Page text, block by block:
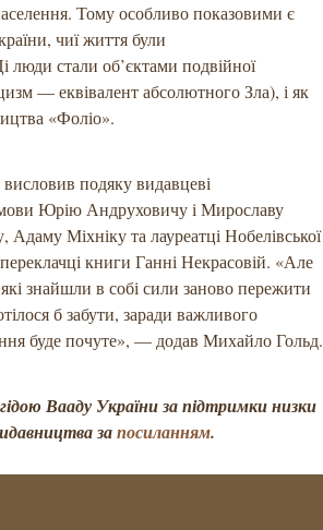
Тому особливо показовими є
чиї життя були
люди стали об’єктами подвійної
— еквівалент абсолютного Зла), і як
«Фоліо».
подяку видавцеві
Юрію Андруховичу і Мирославу
Міхніку та лауреатці Нобелівської
книги Ганні Некрасовій. «Але
знайшли в собі сили заново пережити
б забути, заради важливого
буде почуте», — додав Михайло Гольд.
Вааду України за підтримки низки
запосиланням.